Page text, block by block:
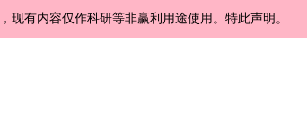
现有内容仅作科研等非赢利用途使用。特此声明。